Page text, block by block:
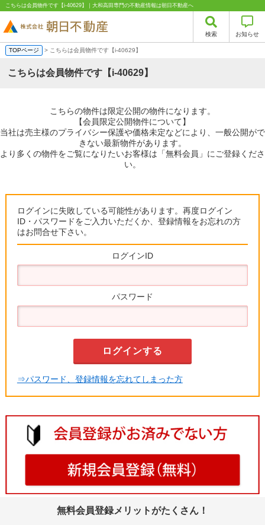
こちらは会員物件です【i-40629】｜大和高田専門の不動産情報は朝日不動産へ
検索 お知らせ
TOPページ > こちらは会員物件です【i-40629】
こちらは会員物件です【i-40629】
こちらの物件は限定公開の物件になります。
【会員限定公開物件について】
当社は売主様のプライバシー保護や価格未定などにより、一般公開がで
きない最新物件があります。
より多くの物件をご覧になりたいお客様は「無料会員」にご登録くださ
い。
ログインに失敗している可能性があります。再度ログイン
ID・パスワードをご入力いただくか、登録情報をお忘れの方
はお問合せ下さい。
ログインID
パスワード
⇒パスワード、登録情報を忘れてしまった方
無料会員登録メリットがたくさん！